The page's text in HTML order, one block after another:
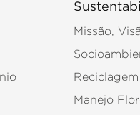
Missão,
Reciclagem
Manejo